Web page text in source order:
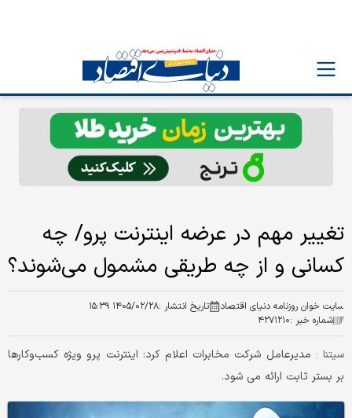
تغییر مهم در عرضه اینترنت پرو/ چه
کسانی و از چه طریقی مشمول می‌شوند؟
سایت خوان روزنامه دنیای اقتصاد تاریخ انتشار :۱۴۰۵/۰۲/۲۸ ۱۵:۳۹
شماره خبر :۴۲۷۱۲۱۰
سیتنا : مدیرعامل شرکت مخابرات اعلام کرد: اینترنت پرو ویژه کسب‌وکارها
بر بستر ثابت ارائه می شود.